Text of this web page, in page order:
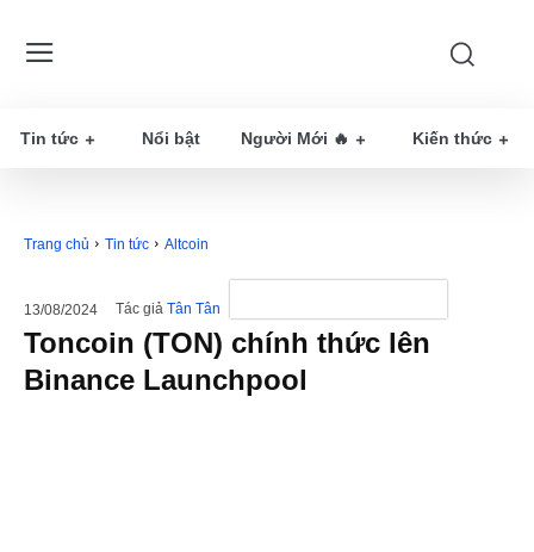
Tin tức Nổi bật Người Mới 🔥 Kiến thức
Trang chủ Tin tức Altcoin
13/08/2024 Tác giả Tân Tân
Toncoin (TON) chính thức lên
Binance Launchpool